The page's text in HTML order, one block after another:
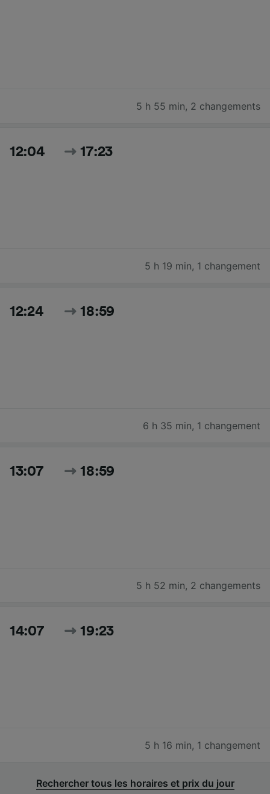
5 h 55 min, 2 changements
12:04 17:23
5 h 19 min, 1 changement
12:24 18:59
6 h 35 min, 1 changement
13:07 18:59
5 h 52 min, 2 changements
14:07 19:23
5 h 16 min, 1 changement
Rechercher tous les horaires et prix du jour